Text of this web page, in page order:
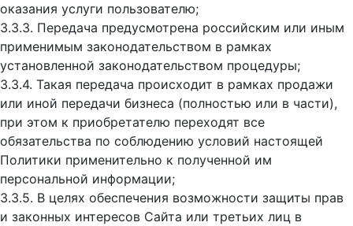
оказания услуги пользователю;
3.3.3. Передача предусмотрена российским или иным
применимым законодательством в рамках
установленной законодательством процедуры;
3.3.4. Такая передача происходит в рамках продажи
или иной передачи бизнеса (полностью или в части),
при этом к приобретателю переходят все
обязательства по соблюдению условий настоящей
Политики применительно к полученной им
персональной информации;
3.3.5. В целях обеспечения возможности защиты прав
и законных интересов Сайта или третьих лиц в